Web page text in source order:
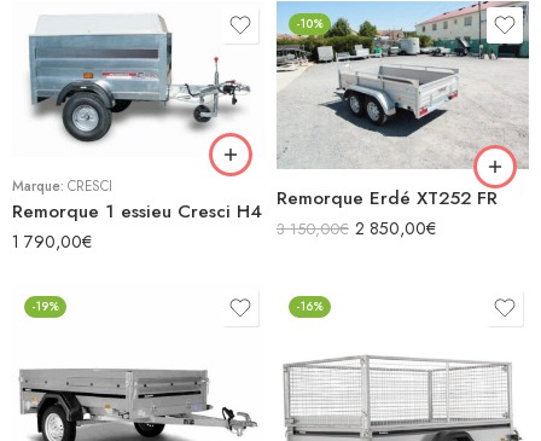
Marque: CRESCI
Remorque 1 essieu Cresci H4
1 790,00€
-10%
Remorque Erdé XT252 FR
3 150,00€ 2 850,00€
-19% -16%